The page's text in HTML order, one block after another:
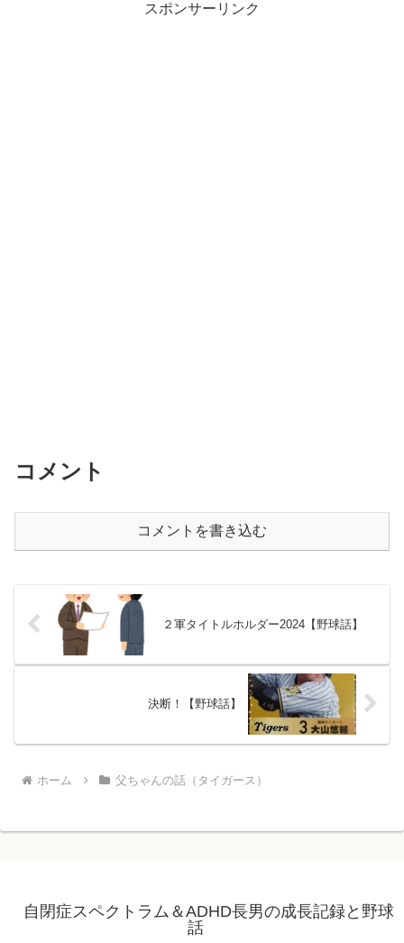
スポンサーリンク
コメント
コメントを書き込む
２軍タイトルホルダー2024【野球話】
決断！【野球話】
ホーム 父ちゃんの話（タイガース）
自閉症スペクトラム＆ADHD長男の成長記録と野球
話